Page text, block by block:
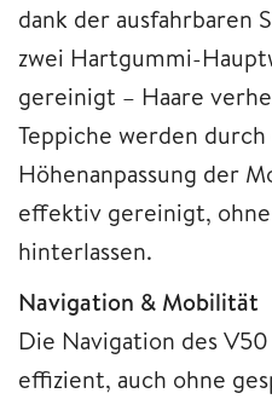
dank der ausfahrbaren
zwei Hartgummi-
gereinigt – Haare
Teppiche werden
Höhenanpassung der
effektiv gereinigt, ohne
hinterlassen.
Navigation & Mobilität
Die Navigation des
effizient, auch ohne